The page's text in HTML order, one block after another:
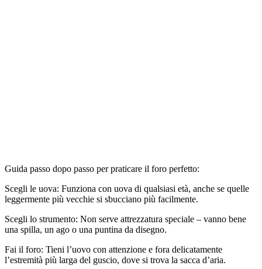
Guida passo dopo passo per praticare il foro perfetto:
Scegli le uova: Funziona con uova di qualsiasi età, anche se quelle
leggermente più vecchie si sbucciano più facilmente.
Scegli lo strumento: Non serve attrezzatura speciale – vanno bene
una spilla, un ago o una puntina da disegno.
Fai il foro: Tieni l’uovo con attenzione e fora delicatamente
l’estremità più larga del guscio, dove si trova la sacca d’aria.